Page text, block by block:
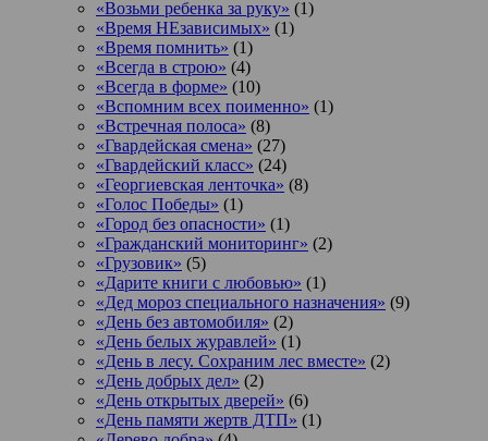
«Возьми ребенка за руку» (1)
«Время НЕзависимых» (1)
«Время помнить» (1)
«Всегда в строю» (4)
«Всегда в форме» (10)
«Вспомним всех поименно» (1)
«Встречная полоса» (8)
«Гвардейская смена» (27)
«Гвардейский класс» (24)
«Георгиевская ленточка» (8)
«Голос Победы» (1)
«Город без опасности» (1)
«Гражданский мониторинг» (2)
«Грузовик» (5)
«Дарите книги с любовью» (1)
«Дед мороз специального назначения» (9)
«День без автомобиля» (2)
«День белых журавлей» (1)
«День в лесу. Сохраним лес вместе» (2)
«День добрых дел» (2)
«День открытых дверей» (6)
«День памяти жертв ДТП» (1)